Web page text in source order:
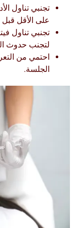
تجنبي تناول
على الأقل
لتجنب حدوث
احتمي من
الجلسة.